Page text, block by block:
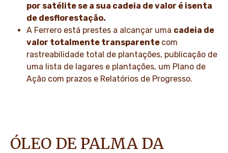
por satélite se a sua cadeia de valor é isenta
de desflorestação.
A Ferrero está prestes a alcançar uma cadeia de
valor totalmente transparente com
rastreabilidade total de plantações, publicação de
uma lista de lagares e plantações, um Plano de
Ação com prazos e Relatórios de Progresso.
ÓLEO DE PALMA DA